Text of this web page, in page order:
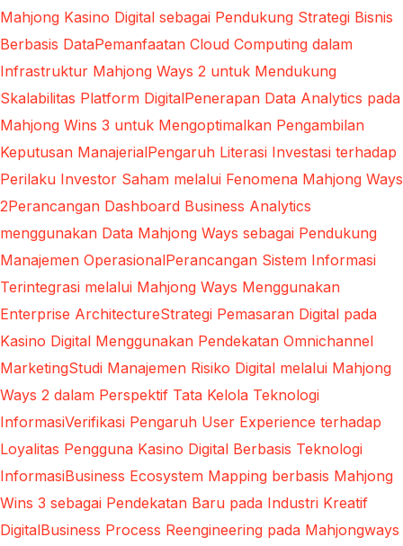
Mahjong Kasino Digital sebagai Pendukung Strategi Bisnis
Berbasis DataPemanfaatan Cloud Computing dalam
Infrastruktur Mahjong Ways 2 untuk Mendukung
Skalabilitas Platform DigitalPenerapan Data Analytics pada
Mahjong Wins 3 untuk Mengoptimalkan Pengambilan
Keputusan ManajerialPengaruh Literasi Investasi terhadap
Perilaku Investor Saham melalui Fenomena Mahjong Ways
2Perancangan Dashboard Business Analytics
menggunakan Data Mahjong Ways sebagai Pendukung
Manajemen OperasionalPerancangan Sistem Informasi
Terintegrasi melalui Mahjong Ways Menggunakan
Enterprise ArchitectureStrategi Pemasaran Digital pada
Kasino Digital Menggunakan Pendekatan Omnichannel
MarketingStudi Manajemen Risiko Digital melalui Mahjong
Ways 2 dalam Perspektif Tata Kelola Teknologi
InformasiVerifikasi Pengaruh User Experience terhadap
Loyalitas Pengguna Kasino Digital Berbasis Teknologi
InformasiBusiness Ecosystem Mapping berbasis Mahjong
Wins 3 sebagai Pendekatan Baru pada Industri Kreatif
DigitalBusiness Process Reengineering pada Mahjongways